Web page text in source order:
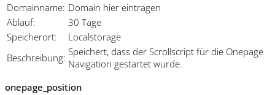
Domainname: Domain hier eintragen
Ablauf:
30 Tage
Speicherort:
Localstorage
Beschreibung: Speichert, dass der Scrollscript für die Onepage
Navigation gestartet wurde.
onepage_position